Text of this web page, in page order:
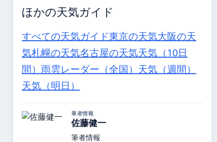
ほかの天気ガイド
すべての天気ガイド東京の天気大阪の天
気札幌の天気名古屋の天気天気（10日
間） 雨雲レーダー（全国） 天気（週間）
天気（明日）
筆者情報
佐藤健一
筆者情報